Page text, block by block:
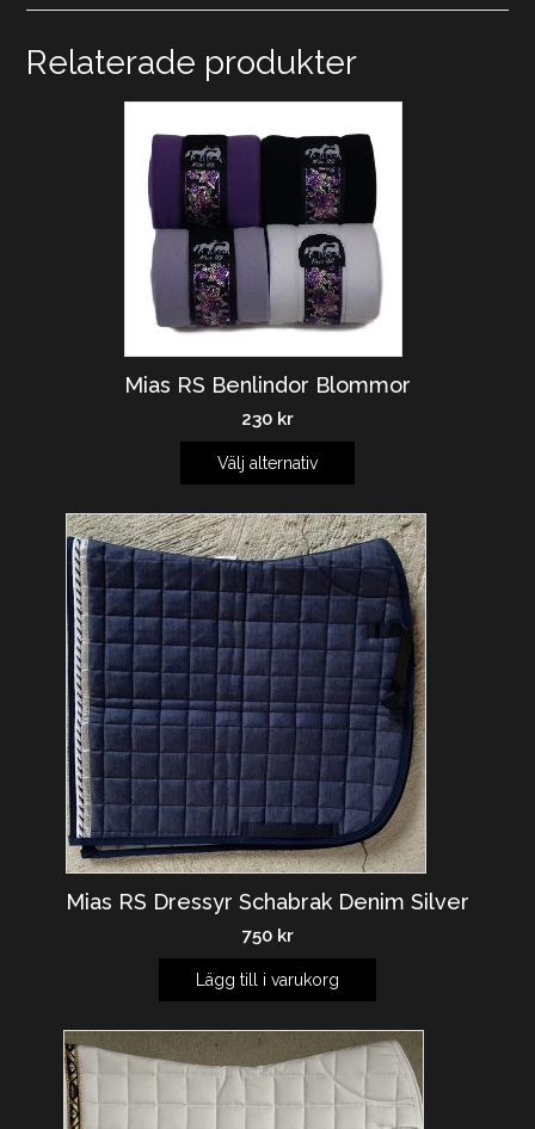
Relaterade produkter
Mias RS Benlindor Blommor
230 kr
Välj alternativ
Mias RS Dressyr Schabrak Denim Silver
750 kr
Lägg till i varukorg